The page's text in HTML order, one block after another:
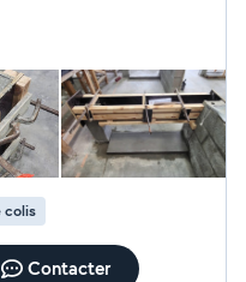
colis
Contacter